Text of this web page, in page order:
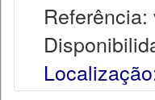
Referência: